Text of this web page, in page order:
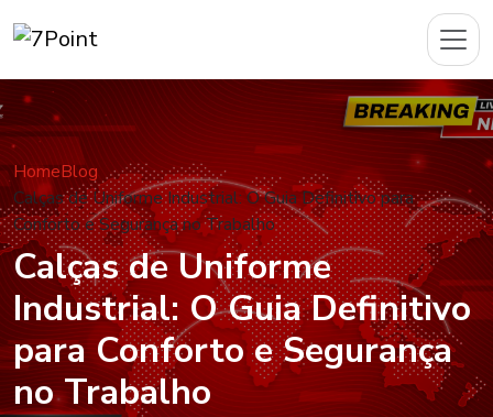
HomeBlog
Calças de Uniforme Industrial: O Guia Definitivo para
Conforto e Segurança no Trabalho
Calças de Uniforme
Industrial: O Guia Definitivo
para Conforto e Segurança
no Trabalho